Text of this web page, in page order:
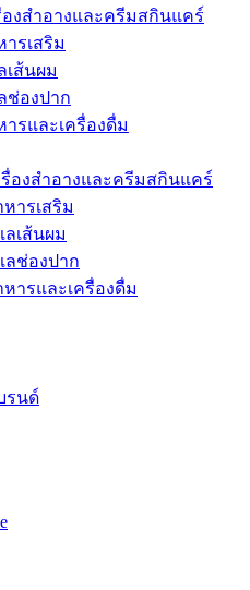
งสำอางและครีมสกินแคร์
รเสริม
ส้นผม
องปาก
รและเครื่องดื่ม
องสำอางและครีมสกินแคร์
ารเสริม
เส้นผม
ช่องปาก
ารและเครื่องดื่ม
รนด์